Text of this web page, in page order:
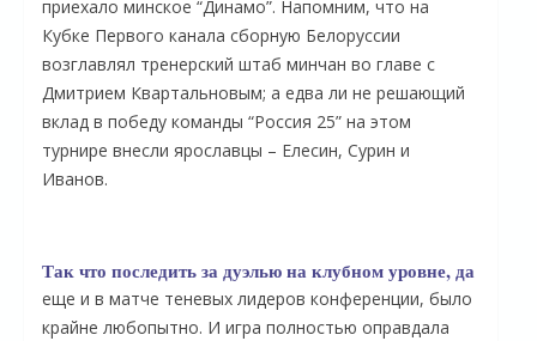
приехало минское “Динамо”. Напомним, что на
Кубке Первого канала сборную Белоруссии
возглавлял тренерский штаб минчан во главе с
Дмитрием Квартальновым; а едва ли не решающий
вклад в победу команды “Россия 25” на этом
турнире внесли ярославцы – Елесин, Сурин и
Иванов.
Так что последить за дуэлью на клубном уровне, да
еще и в матче теневых лидеров конференции, было
крайне любопытно. И игра полностью оправдала